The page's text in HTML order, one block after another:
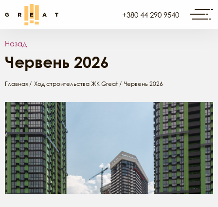
+380 44 290 9540
Назад
Червень 2026
Главная Ход строительства ЖК Great Червень 2026